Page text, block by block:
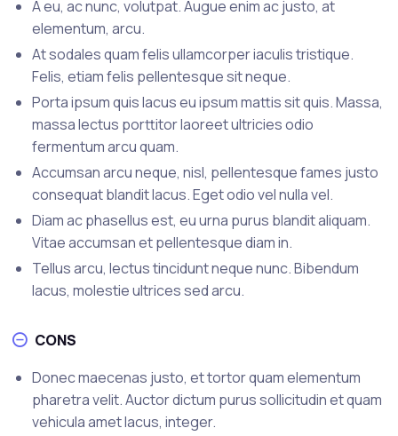
A eu, ac nunc, volutpat. Augue enim ac justo, at
elementum, arcu.
At sodales quam felis ullamcorper iaculis tristique.
Felis, etiam felis pellentesque sit neque.
Porta ipsum quis lacus eu ipsum mattis sit quis. Massa,
massa lectus porttitor laoreet ultricies odio
fermentum arcu quam.
Accumsan arcu neque, nisl, pellentesque fames justo
consequat blandit lacus. Eget odio vel nulla vel.
Diam ac phasellus est, eu urna purus blandit aliquam.
Vitae accumsan et pellentesque diam in.
Tellus arcu, lectus tincidunt neque nunc. Bibendum
lacus, molestie ultrices sed arcu.
CONS
Donec maecenas justo, et tortor quam elementum
pharetra velit. Auctor dictum purus sollicitudin et quam
vehicula amet lacus, integer.